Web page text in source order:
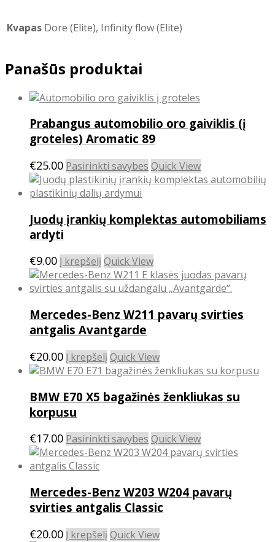
Kvapas Dore (Elite), Infinity flow (Elite)
Panašūs produktai
Prabangus automobilio oro gaiviklis (į
groteles) Aromatic 89
€25.00 Pasirinkti savybes This
product
variants.
may
be
chosen
the
product
Quick View
Juodų įrankių komplektas automobiliams
ardyti
€9.00 Į krepšelį Quick View
Mercedes-Benz W211 pavarų svirties
antgalis Avantgarde
€20.00 Į krepšelį Quick View
BMW E70 X5 bagažinės ženkliukas su
korpusu
€17.00 Pasirinkti savybes This
product
variants.
The
may
Quick View
Mercedes-Benz W203 W204 pavarų
svirties antgalis Classic
€20.00 Į krepšelį Quick View